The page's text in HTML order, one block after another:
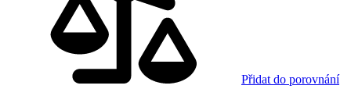
Přidat do porovnání